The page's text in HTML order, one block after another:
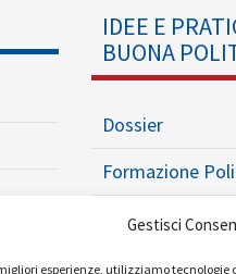
Gestisci
esperienze, utilizziamo tecnologie
IDEE E
BUONA
Dossier
Formazione
Eventi
Ricerche e